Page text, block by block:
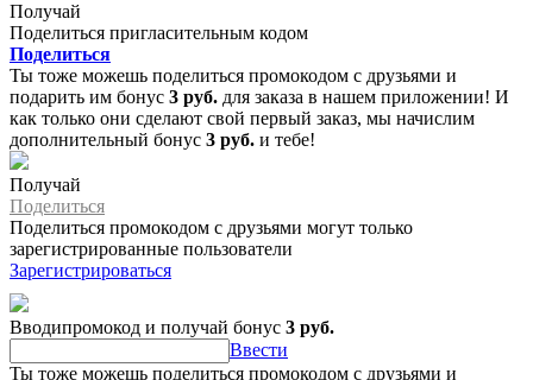
Получай
Поделиться пригласительным кодом
Поделиться
Ты тоже можешь поделиться промокодом с друзьями и
подарить им бонус 3 руб. для заказа в нашем приложении! И
как только они сделают свой первый заказ, мы начислим
дополнительный бонус 3 руб. и тебе!
Получай
Поделиться
Поделиться промокодом с друзьями могут только
зарегистрированные пользователи
Зарегистрироваться
Вводипромокод и получай бонус 3 руб.
Ввести
Ты тоже можешь поделиться промокодом с друзьями и